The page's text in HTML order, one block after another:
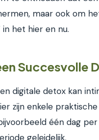
maar ook om
in het hier en nu.
Succesvolle
digitale detox kan
zijn enkele
één dag
geleidelijk.